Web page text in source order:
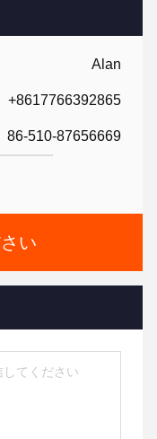
Alan
+8617766392865
86-510-87656669
い